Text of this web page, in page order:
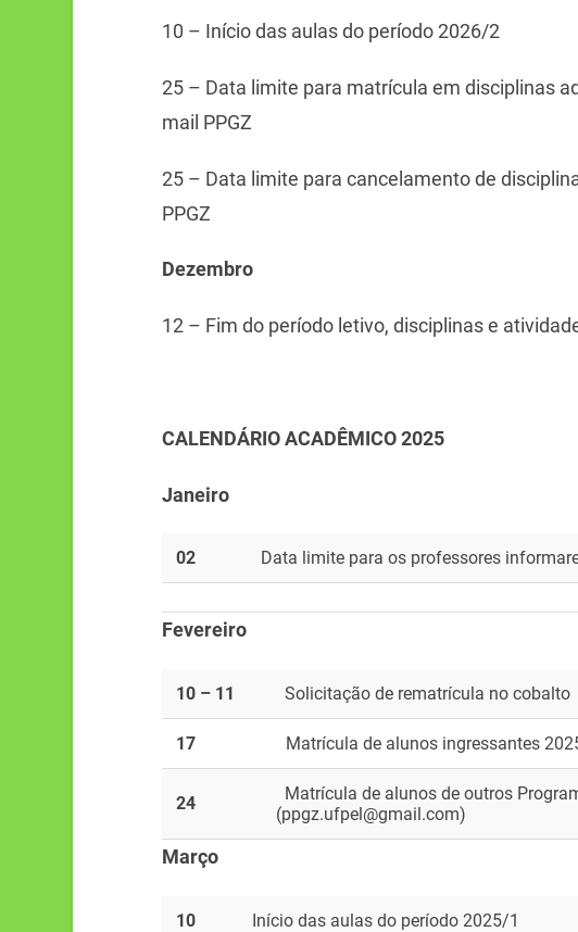
10 – Início das aulas do período 2026/2
25 – Data limite para matrícula em disciplinas
mail PPGZ
25 – Data limite para cancelamento de
PPGZ
Dezembro
12 – Fim do período letivo, disciplinas e
CALENDÁRIO ACADÊMICO 2025
Janeiro
02 Data limite para os professores
Fevereiro
10 – 11 Solicitação de rematrícula no cobalto
17 Matrícula de alunos ingressantes
24
Matrícula de alunos de outros
(ppgz.ufpel@gmail.com)
Março
10 Início das aulas do período 2025/1